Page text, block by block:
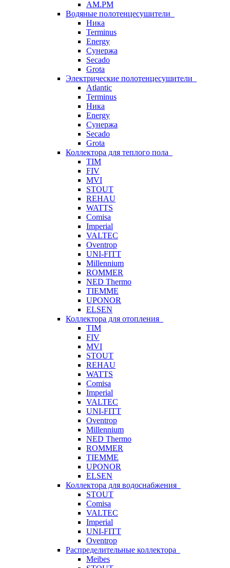
AM.PM
Водяные полотенцесушители
Ника
Terminus
Energy
Сунержа
Secado
Grota
Электрические полотенцесушители
Atlantic
Terminus
Ника
Energy
Сунержа
Secado
Grota
Коллектора для теплого пола
TIM
FIV
MVI
STOUT
REHAU
WATTS
Comisa
Imperial
VALTEC
Oventrop
UNI-FITT
Millennium
ROMMER
NED Thermo
TIEMME
UPONOR
ELSEN
Коллектора для отопления
TIM
FIV
MVI
STOUT
REHAU
WATTS
Comisa
Imperial
VALTEC
UNI-FITT
Oventrop
Millennium
NED Thermo
ROMMER
TIEMME
UPONOR
ELSEN
Коллектора для водоснабжения
STOUT
Comisa
VALTEC
Imperial
UNI-FITT
Oventrop
Распределительные коллектора
Meibes